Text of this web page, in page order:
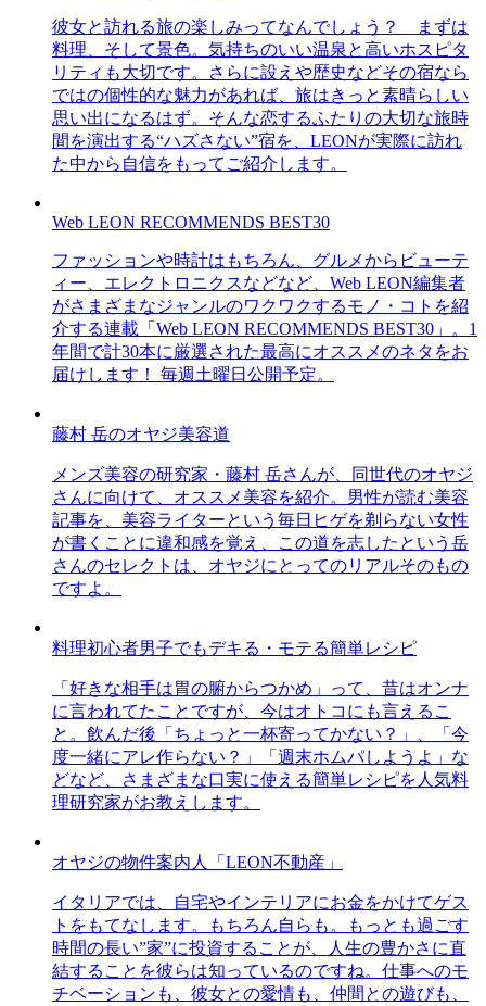
彼女と訪れる旅の楽しみってなんでしょう？ まずは
料理、そして景色。気持ちのいい温泉と高いホスピタ
リティも大切です。さらに設えや歴史などその宿なら
ではの個性的な魅力があれば、旅はきっと素晴らしい
思い出になるはず。そんな恋するふたりの大切な旅時
間を演出する“ハズさない”宿を、LEONが実際に訪れ
た中から自信をもってご紹介します。
Web LEON RECOMMENDS BEST30
ファッションや時計はもちろん、グルメからビューテ
ィー、エレクトロニクスなどなど、Web LEON編集者
がさまざまなジャンルのワクワクするモノ・コトを紹
介する連載「Web LEON RECOMMENDS BEST30」。1
年間で計30本に厳選された最高にオススメのネタをお
届けします！ 毎週土曜日公開予定。
藤村 岳のオヤジ美容道
メンズ美容の研究家・藤村 岳さんが、同世代のオヤジ
さんに向けて、オススメ美容を紹介。男性が読む美容
記事を、美容ライターという毎日ヒゲを剃らない女性
が書くことに違和感を覚え、この道を志したという岳
さんのセレクトは、オヤジにとってのリアルそのもの
ですよ。
料理初心者男子でもデキる・モテる簡単レシピ
「好きな相手は胃の腑からつかめ」って、昔はオンナ
に言われてたことですが、今はオトコにも言えるこ
と。飲んだ後「ちょっと一杯寄ってかない？」、「今
度一緒にアレ作らない？」「週末ホムパしようよ」な
どなど、さまざまな口実に使える簡単レシピを人気料
理研究家がお教えします。
オヤジの物件案内人「LEON不動産」
イタリアでは、自宅やインテリアにお金をかけてゲス
トをもてなします。もちろん自らも。もっとも過ごす
時間の長い”家”に投資することが、人生の豊かさに直
結することを彼らは知っているのですね。仕事へのモ
チベーションも、彼女との愛情も、仲間との遊びも、